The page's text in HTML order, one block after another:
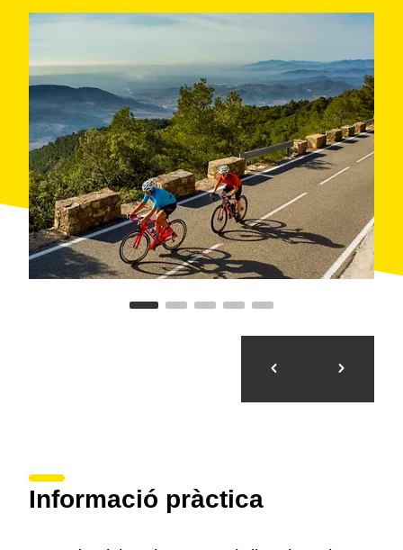
campament militar deLos Castillejos.
de l'Alforja
, comença la tornada al punt de partida. El
recorregut que se segueix per tornar a Cambrils és
diferent del d'anada: es baixa la muntanya en direcció
sud-oest fins a arribar aAlforjai, des d'allà, es
continua cap al sud fins a arribar a la costa de
Cambrils.
Informació pràctica